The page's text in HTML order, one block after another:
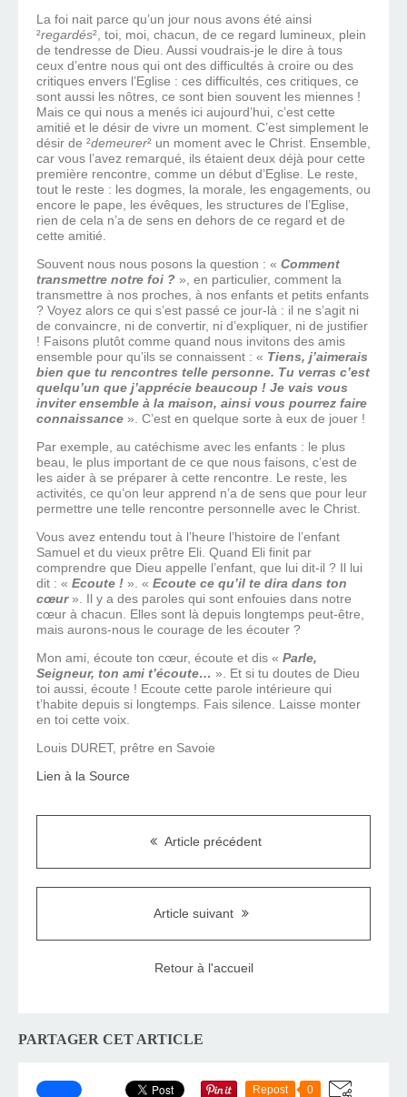
La foi nait parce qu’un jour nous avons été ainsi
²regardés², toi, moi, chacun, de ce regard lumineux, plein
de tendresse de Dieu. Aussi voudrais-je le dire à tous
ceux d’entre nous qui ont des difficultés à croire ou des
critiques envers l’Eglise : ces difficultés, ces critiques, ce
sont aussi les nôtres, ce sont bien souvent les miennes !
Mais ce qui nous a menés ici aujourd’hui, c’est cette
amitié et le désir de vivre un moment. C’est simplement le
désir de ²demeurer² un moment avec le Christ. Ensemble,
car vous l’avez remarqué, ils étaient deux déjà pour cette
première rencontre, comme un début d’Eglise. Le reste,
tout le reste : les dogmes, la morale, les engagements, ou
encore le pape, les évêques, les structures de l’Eglise,
rien de cela n’a de sens en dehors de ce regard et de
cette amitié.
Souvent nous nous posons la question : « Comment
transmettre notre foi ? », en particulier, comment la
transmettre à nos proches, à nos enfants et petits enfants
? Voyez alors ce qui s’est passé ce jour-là : il ne s’agit ni
de convaincre, ni de convertir, ni d’expliquer, ni de justifier
! Faisons plutôt comme quand nous invitons des amis
ensemble pour qu’ils se connaissent : « Tiens, j’aimerais
bien que tu rencontres telle personne. Tu verras c’est
quelqu’un que j’apprécie beaucoup ! Je vais vous
inviter ensemble à la maison, ainsi vous pourrez faire
connaissance ». C’est en quelque sorte à eux de jouer !
Par exemple, au catéchisme avec les enfants : le plus
beau, le plus important de ce que nous faisons, c’est de
les aider à se préparer à cette rencontre. Le reste, les
activités, ce qu’on leur apprend n’a de sens que pour leur
permettre une telle rencontre personnelle avec le Christ.
Vous avez entendu tout à l’heure l’histoire de l’enfant
Samuel et du vieux prêtre Eli. Quand Eli finit par
comprendre que Dieu appelle l’enfant, que lui dit-il ? Il lui
dit : « Ecoute ! ». « Ecoute ce qu’il te dira dans ton
cœur». Il y a des paroles qui sont enfouies dans notre
cœur à chacun. Elles sont là depuis longtemps peut-être,
mais aurons-nous le courage de les écouter ?
Mon ami, écoute ton cœur, écoute et dis « Parle,
Seigneur, ton ami t’écoute… ». Et si tu doutes de Dieu
toi aussi, écoute ! Ecoute cette parole intérieure qui
t’habite depuis si longtemps. Fais silence. Laisse monter
en toi cette voix.
Louis DURET, prêtre en Savoie
Lien à la Source
Article précédent
Article suivant
Retour à l'accueil
PARTAGER CET ARTICLE
Repost 0